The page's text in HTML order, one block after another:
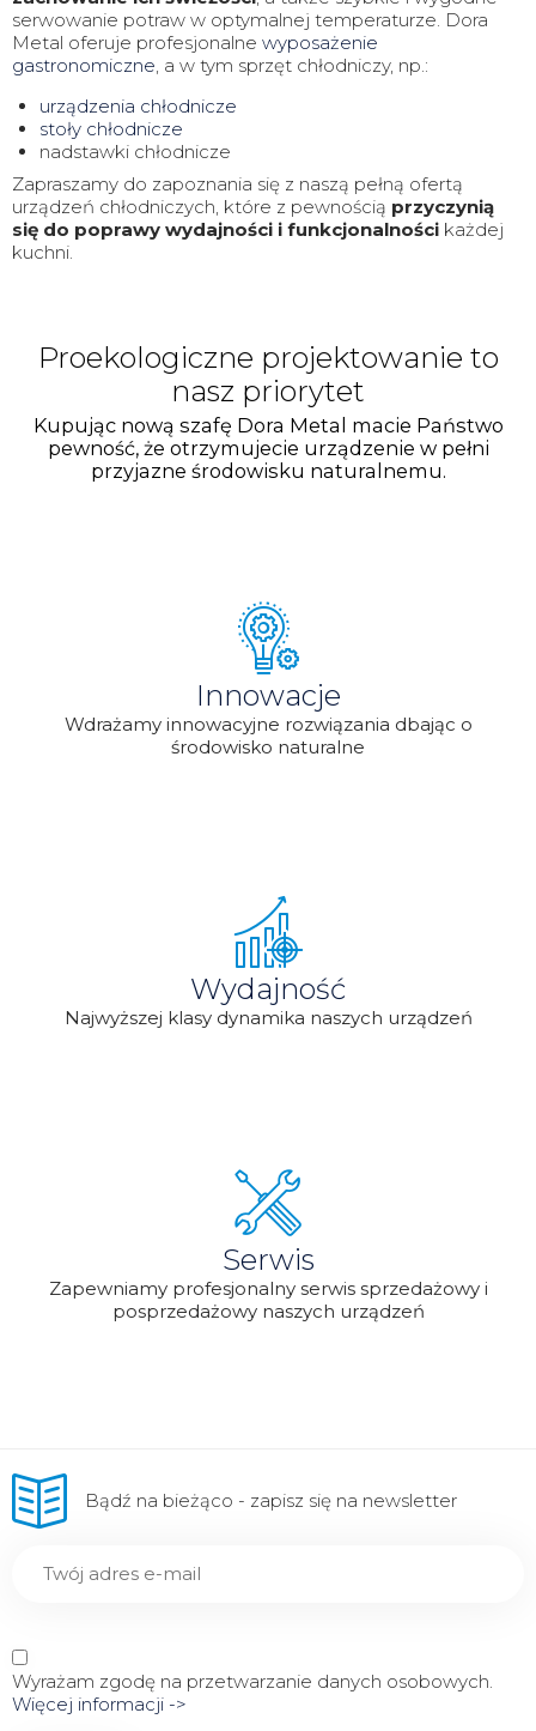
serwowanie potraw w optymalnej temperaturze. Dora
Metal oferuje profesjonalne wyposażenie
gastronomiczne, a w tym sprzęt chłodniczy, np.:
urządzenia chłodnicze
stoły chłodnicze
nadstawki chłodnicze
Zapraszamy do zapoznania się z naszą pełną ofertą
urządzeń chłodniczych, które z pewnością przyczynią
się do poprawy wydajności i funkcjonalności każdej
kuchni.
Proekologiczne projektowanie to
nasz priorytet
Kupując nową szafę Dora Metal macie Państwo
pewność, że otrzymujecie urządzenie w pełni
przyjazne środowisku naturalnemu.
Innowacje
Wdrażamy innowacyjne rozwiązania dbając o
środowisko naturalne
Wydajność
Najwyższej klasy dynamika naszych urządzeń
Serwis
Zapewniamy profesjonalny serwis sprzedażowy i
posprzedażowy naszych urządzeń
Bądź na bieżąco - zapisz się na newsletter
Wyrażam zgodę na przetwarzanie danych osobowych.
Więcej informacji ->